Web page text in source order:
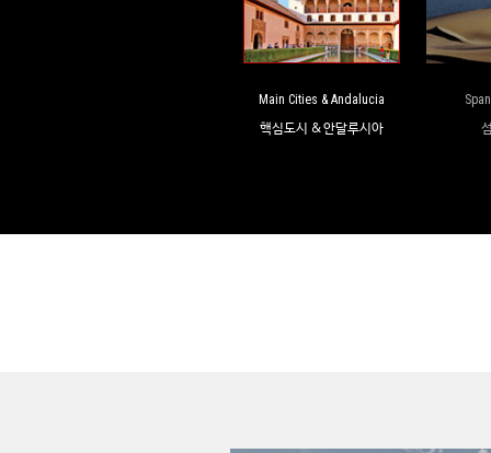
Main Cities & Andalucia
핵심도시 & 안달루시아